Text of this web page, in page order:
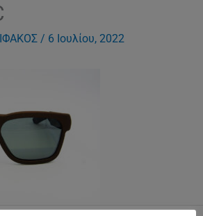
/ 6 Ιουλίου, 2022